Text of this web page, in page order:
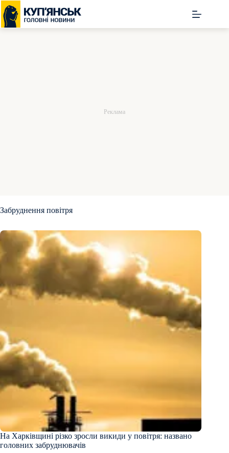
Перейти
до
вмісту
Забруднення повітря
На Харківщині різко зросли викиди у повітря: названо
головних забруднювачів